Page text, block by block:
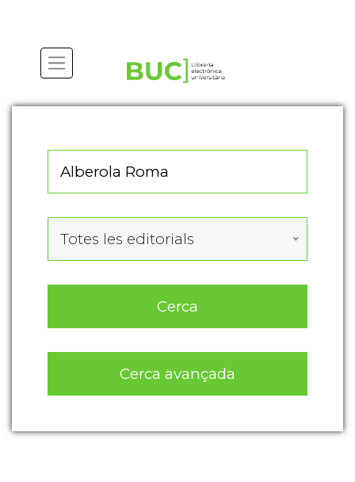
Totes les editorials
Cerca
Cerca avançada